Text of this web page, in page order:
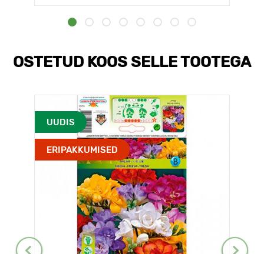
OSTETUD KOOS SELLE TOOTEGA
UUDIS
ERIPAKKUMISED